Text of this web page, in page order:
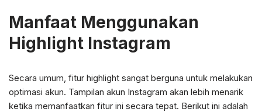
Manfaat Menggunakan
Highlight Instagram
Secara umum, fitur highlight sangat berguna untuk melakukan
optimasi akun. Tampilan akun Instagram akan lebih menarik
ketika memanfaatkan fitur ini secara tepat. Berikut ini adalah